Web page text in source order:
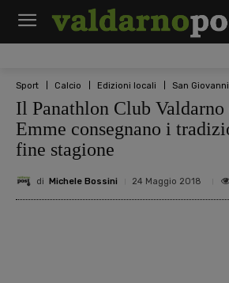
Sport Calcio Edizioni locali San
Il Panathlon Club Valdarno
Emme consegnano i
fine stagione
di Michele Bossini 24 Maggio 2018